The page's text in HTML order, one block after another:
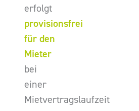
erfolgt
provisionsfrei
für den
Mieter
bei
einer
Mietvertragslaufzeit